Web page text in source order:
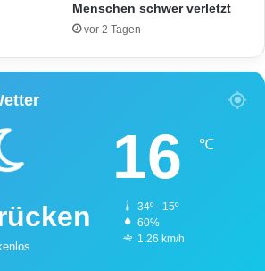
Menschen schwer verletzt
vor 2 Tagen
16 ℃
34º - 15º
60%
1.26 km/h